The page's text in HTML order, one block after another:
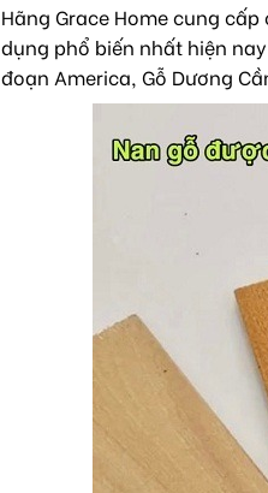
Hãng Grace Home cung
dụng phổ biến nhất hiện
đoạn America, Gỗ Dương